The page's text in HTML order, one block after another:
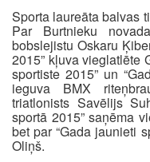
Sporta laureāta balvas
Par Burtnieku
bobslejistu Oskaru
2015” kļuva vieglatlēte
sportiste 2015” un
ieguva BMX
triatlonists Savēlijs
sportā 2015” saņēma
bet par “Gada jaunieti
Oliņš.